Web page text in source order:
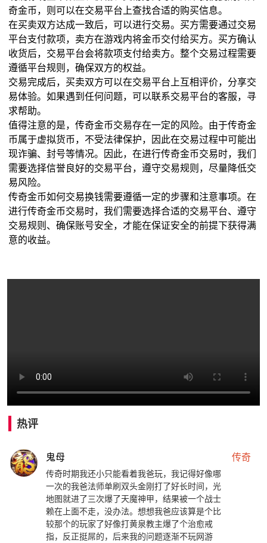
奇金币，则可以在交易平台上查找合适的购买信息。
在买卖双方达成一致后，可以进行交易。买方需要通过交易
平台支付款项，卖方在游戏内将金币交付给买方。买方确认
收货后，交易平台会将款项支付给卖方。整个交易过程需要
遵循平台规则，确保双方的权益。
交易完成后，买卖双方可以在交易平台上互相评价，分享交
易体验。如果遇到任何问题，可以联系交易平台的客服，寻
求帮助。
值得注意的是，传奇金币交易存在一定的风险。由于传奇金
币属于虚拟货币，不受法律保护，因此在交易过程中可能出
现诈骗、封号等情况。因此，在进行传奇金币交易时，我们
需要选择信誉良好的交易平台，遵守交易规则，尽量降低交
易风险。
传奇金币如何交易换钱需要遵循一定的步骤和注意事项。在
进行传奇金币交易时，我们需要选择合适的交易平台、遵守
交易规则、确保账号安全，才能在保证安全的前提下获得满
意的收益。
热评
鬼母 传奇
传奇时期我还小只能看着我爸玩，我记得好像哪
一次的我爸法师单刷双头金刚打了好长时间，光
地图就进了三次爆了天魔神甲，结果被一个战士
赖在上面不走，没办法。想想我爸应该算是个比
较那个的玩家了好像打黄泉教主爆了个治愈戒
指，反正挺屌的，后来我的问题逐渐不玩网游